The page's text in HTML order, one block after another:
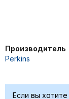
Производитель
Perkins
Если вы хотите